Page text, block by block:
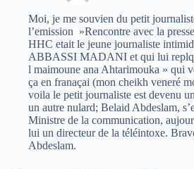
Moi, je me souvien du petit
l’emission »Rencontre avec la
HHC etait le jeune journaliste
ABBASSI MADANI et qui lui
l maimoune ana Ahtarimouka » qui
ça en franaçai (mon cheikh veneré
voila le petit journaliste est devenu
un autre nulard; Belaid Abdeslam,
Ministre de la communication,
lui un directeur de la téléintoxe.
Abdeslam.